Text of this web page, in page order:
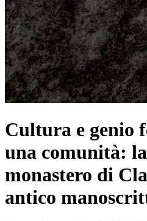
Cultura e genio
una comunità:
monastero di
antico